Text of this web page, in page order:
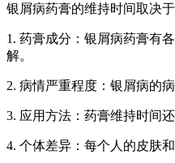
银屑病药膏的维持时间取决
1. 药膏成分：银屑病药膏有
解。
2. 病情严重程度：银屑病的
3. 应用方法：药膏维持时间
4. 个体差异：每个人的皮肤